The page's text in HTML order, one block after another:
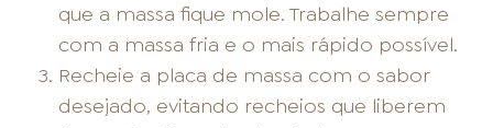
que a massa fique mole. Trabalhe sempre
com a massa fria e o mais rápido possível.
Recheie a placa de massa com o sabor
desejado, evitando recheios que liberem